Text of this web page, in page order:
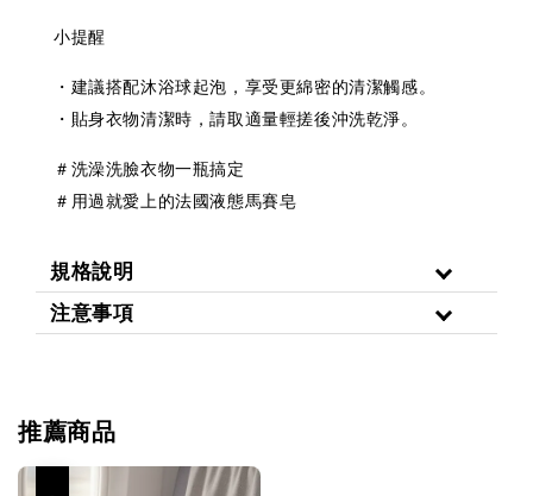
小提醒
・建議搭配沐浴球起泡，享受更綿密的清潔觸感。
・貼身衣物清潔時，請取適量輕搓後沖洗乾淨。
＃洗澡洗臉衣物一瓶搞定
＃用過就愛上的法國液態馬賽皂
規格說明
注意事項
推薦商品